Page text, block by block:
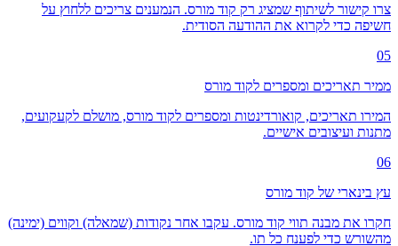
צרו קישור לשיתוף שמציג רק קוד מורס. הנמענים צריכים ללחוץ על
חשיפה כדי לקרוא את ההודעה הסודית.
05
ממיר תאריכים ומספרים לקוד מורס
המירו תאריכים, קואורדינטות ומספרים לקוד מורס, מושלם לקעקועים,
מתנות ועיצובים אישיים.
06
עץ בינארי של קוד מורס
חקרו את מבנה תווי קוד מורס. עקבו אחר נקודות (שמאלה) וקווים (ימינה)
מהשורש כדי לפענח כל תו.